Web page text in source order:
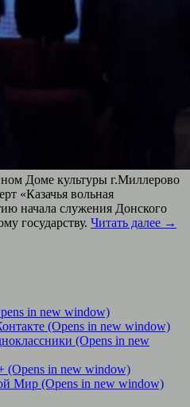
Доме культуры г.Миллерово
«Казачья вольная
начала служения Донского
государству. Читать далее →
in new window)
(Opens in new window)
(Opens in new
(Opens in new window)
Мир (Opens in new window)